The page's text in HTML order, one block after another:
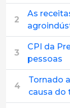
2
As
3
CPI da
pessoas
4
Tornado
causa do